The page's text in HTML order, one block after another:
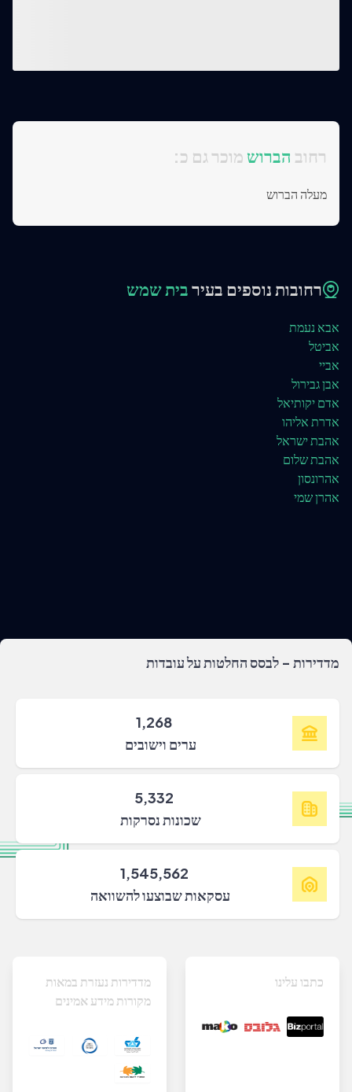
:רחוב הברוש מוכר גם כ
מעלה הברוש
רחובות נוספים בעירבית שמש
אבא נעמת
אביטל
אביי
אבן גבירול
אדם יקותיאל
אדרת אליהו
אהבת ישראל
אהבת שלום
אהרונסון
אהרן שמי
מדדירות - לבסס החלטות על עובדות
1,268
ערים וישובים
5,332
שכונות נסרקות
1,545,562
עסקאות שבוצעו להשוואה
מדדירות נעזרת במאות
מקורות מידע אמינים
כתבו עלינו